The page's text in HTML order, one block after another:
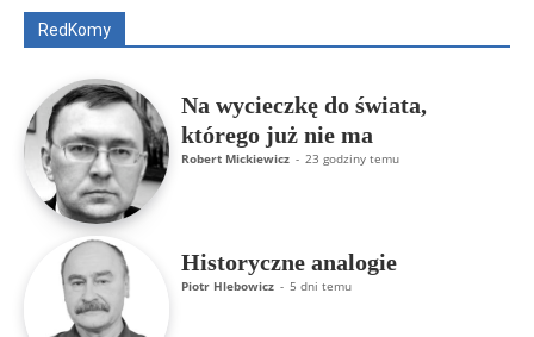
RedKomy
Na wycieczkę do świata,
którego już nie ma
Robert Mickiewicz - 23 godziny temu
Historyczne analogie
Piotr Hlebowicz - 5 dni temu